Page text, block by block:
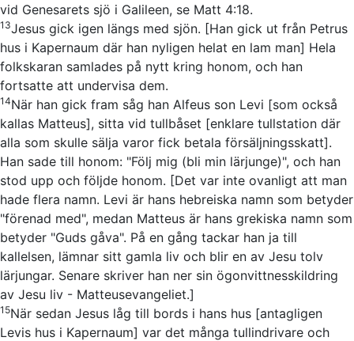
vid Genesarets sjö i Galileen, se Matt 4:18.
13Jesus gick igen längs med sjön. [Han gick ut från Petrus
hus i Kapernaum där han nyligen helat en lam man] Hela
folkskaran samlades på nytt kring honom, och han
fortsatte att undervisa dem.
14När han gick fram såg han Alfeus son Levi [som också
kallas Matteus], sitta vid tullbåset [enklare tullstation där
alla som skulle sälja varor fick betala försäljningsskatt].
Han sade till honom: "Följ mig (bli min lärjunge)", och han
stod upp och följde honom. [Det var inte ovanligt att man
hade flera namn. Levi är hans hebreiska namn som betyder
"förenad med", medan Matteus är hans grekiska namn som
betyder "Guds gåva". På en gång tackar han ja till
kallelsen, lämnar sitt gamla liv och blir en av Jesu tolv
lärjungar. Senare skriver han ner sin ögonvittnesskildring
av Jesu liv - Matteusevangeliet.]
15När sedan Jesus låg till bords i hans hus [antagligen
Levis hus i Kapernaum] var det många tullindrivare och